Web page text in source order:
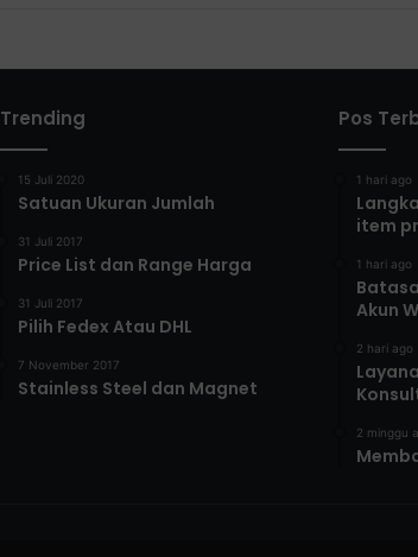
Trending
15 Juli 2020
Satuan Ukuran Jumlah
31 Juli 2017
Price List dan Range Harga
31 Juli 2017
Pilih Fedex Atau DHL
7 November 2017
Stainless Steel dan Magnet
Pos
1 hari ago
item
1 hari ago
Akun
2 hari ago
2 minggu